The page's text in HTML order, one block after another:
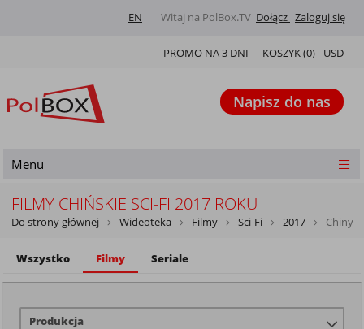
Witaj na PolBox.TV Dołącz Zaloguj się
EN
KOSZYK (0) - USD
PROMO NA 3 DNI
Napisz do nas
Menu
FILMY CHIŃSKIE SCI-FI 2017 ROKU
Do strony głównej Wideoteka Filmy Sci-Fi 2017 Chiny
Wszystko Filmy Seriale
Produkcja